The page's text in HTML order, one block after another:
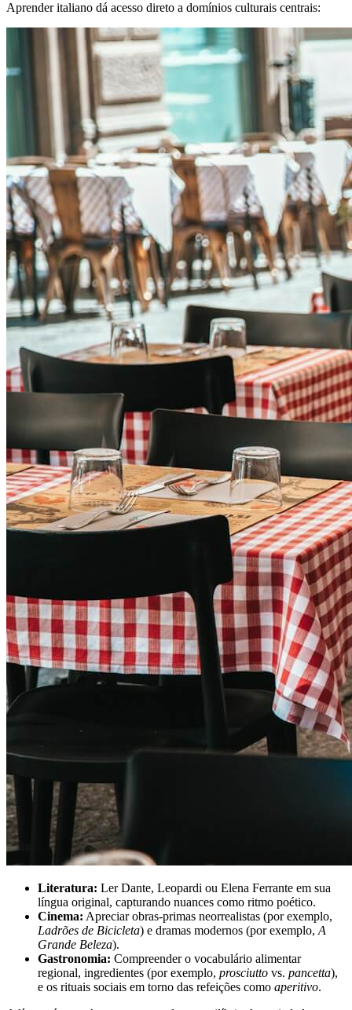
Aprender italiano dá acesso direto a domínios culturais centrais:
Literatura: Ler Dante, Leopardi ou Elena Ferrante em sua
língua original, capturando nuances como ritmo poético.
Cinema: Apreciar obras-primas neorrealistas (por exemplo,
Ladrões de Bicicleta) e dramas modernos (por exemplo, A
Grande Beleza).
Gastronomia: Compreender o vocabulário alimentar
regional, ingredientes (por exemplo, prosciutto vs. pancetta),
e os rituais sociais em torno das refeições como aperitivo.